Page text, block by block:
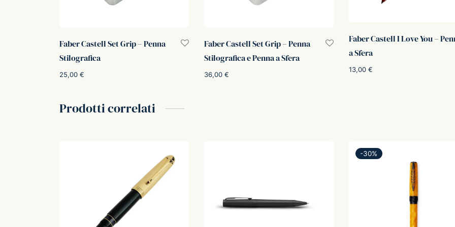
Faber Castell Set Grip – Penna
Stilografica
25,00 €
Faber Castell Set Grip – Penna
Stilografica e Penna a Sfera
36,00 €
Faber Castell I Love You –
a Sfera
13,00 €
Prodotti correlati
-30%